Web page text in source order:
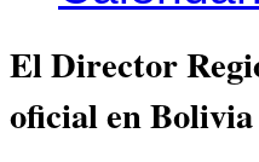
El Director
oficial en Bolivia